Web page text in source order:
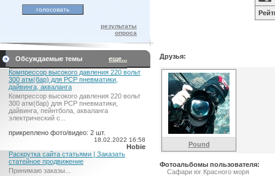
результаты
опроса
Обсуждаемые темы
еще...
Компрессор высокого давления 220 вольт
300 атм(бар) для PCP пневматики,
дайвинга, акваланга
Компрессор высокого давления 220 вольт
300 атм(бар) для PCP пневматики,
дайвинга, пейнтбола, акваланга
электрический c...
прикреплено фото/видео: 2 шт.
18.02.2022 16:58
Hobie
Раскрутка сайта статьями | Заказать
статейное продвижение
Принимаю заказы...
Друзья:
Pound
Фотоальбомы пользователя:
Сафари юг Красного моря